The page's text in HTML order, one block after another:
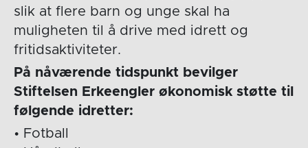
slik at flere barn og unge skal ha
muligheten til å drive med idrett og
fritidsaktiviteter.
På nåværende tidspunkt bevilger
Stiftelsen Erkeengler økonomisk støtte til
følgende idretter:
• Fotball